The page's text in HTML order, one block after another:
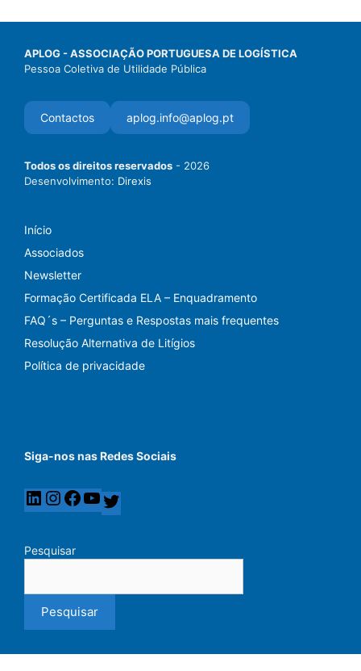
APLOG - ASSOCIAÇÃO PORTUGUESA DE LOGÍSTICA
Pessoa Coletiva de Utilidade Pública
Contactos aplog.info@aplog.pt
Todos os direitos reservados - 2026
Desenvolvimento: Direxis
Início
Associados
Newsletter
Formação Certificada ELA – Enquadramento
FAQ´s – Perguntas e Respostas mais frequentes
Resolução Alternativa de Litígios
Política de privacidade
Siga-nos nas Redes Sociais
Pesquisar
Pesquisar